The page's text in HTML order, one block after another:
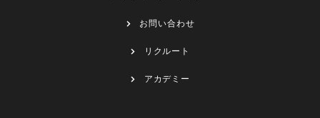
お問い合わせ
リクルート
アカデミー